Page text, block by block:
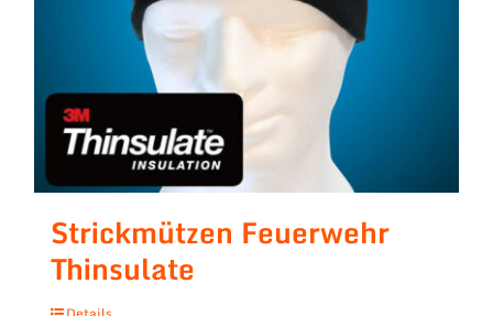
Strickmützen Feuerwehr
Thinsulate